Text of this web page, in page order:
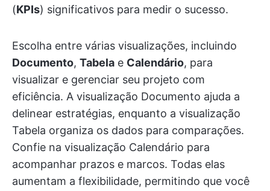
(KPIs) significativos para medir o sucesso.
Escolha entre várias visualizações, incluindo
Documento, Tabela e Calendário, para
visualizar e gerenciar seu projeto com
eficiência. A visualização Documento ajuda a
delinear estratégias, enquanto a visualização
Tabela organiza os dados para comparações.
Confie na visualização Calendário para
acompanhar prazos e marcos. Todas elas
aumentam a flexibilidade, permitindo que você